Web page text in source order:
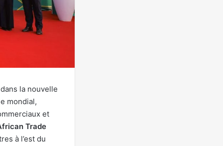
la nouvelle
mondial,
et
Trade
à l’est du